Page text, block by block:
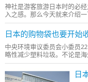
神社是游客旅游日本时的必
入之感。那么今天就来介绍
日本的购物袋也要开始
中央环境审议委员会小委员
略性减少塑料垃圾。不论是
日